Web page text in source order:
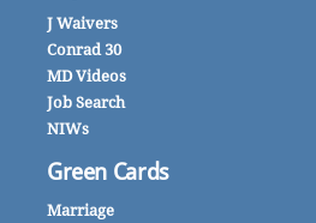
J Waivers
Conrad 30
MD Videos
Job Search
NIWs
Green Cards
Marriage